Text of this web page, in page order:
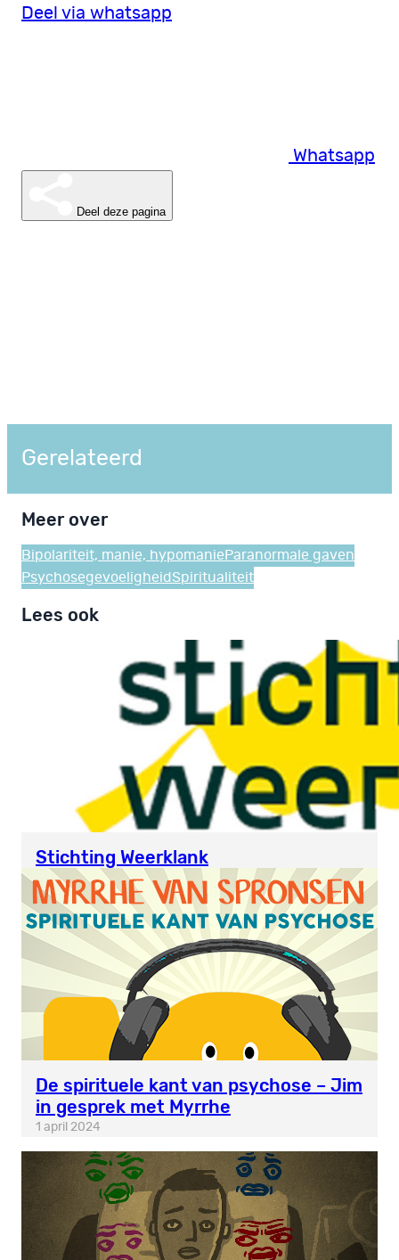
Deel via whatsapp
Whatsapp
Deel deze pagina
Gerelateerd
Meer over
Bipolariteit, manie, hypomanie Paranormale gaven
PsychosegevoeligheidSpiritualiteit
Lees ook
Stichting Weerklank
De spirituele kant van psychose – Jim
in gesprek met Myrrhe
1 april 2024